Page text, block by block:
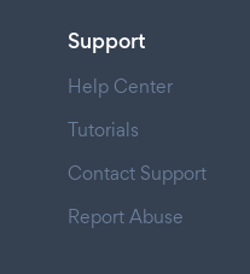
Support
Help Center
Tutorials
Contact Support
Report Abuse